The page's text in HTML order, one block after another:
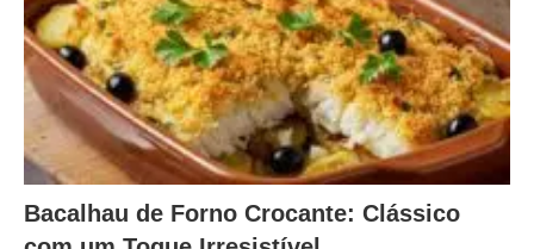
Bacalhau de Forno Crocante: Clássico